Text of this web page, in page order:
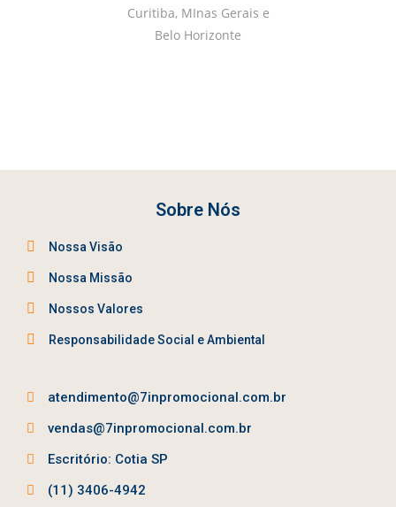
Sobre Nós
Nossa Visão
Nossa Missão
Nossos Valores
Responsabilidade Social e Ambiental
atendimento@7inpromocional.com.br
vendas@7inpromocional.com.br
Escritório: Cotia SP
(11) 3406-4942